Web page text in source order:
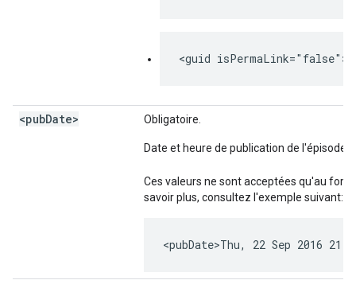
<guid
<pubDate> Obligatoire.
Date et heure de publication de l'épisode
Ces valeurs ne sont acceptées qu'au
savoir plus, consultez l'exemple suivant:
<pubDate>Thu, 22 Sep 2016